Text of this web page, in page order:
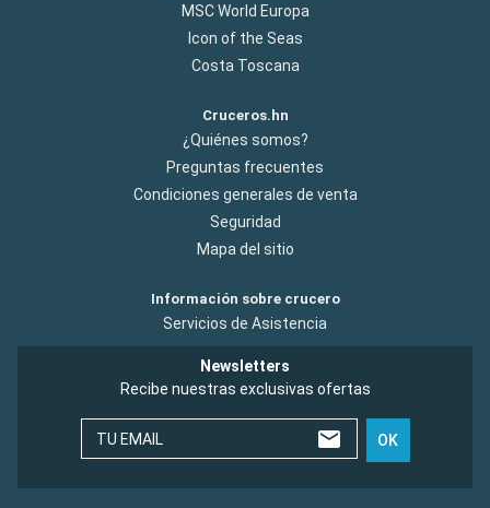
MSC World Europa
Icon of the Seas
Costa Toscana
Cruceros.hn
¿Quiénes somos?
Preguntas frecuentes
Condiciones generales de venta
Seguridad
Mapa del sitio
Información sobre crucero
Servicios de Asistencia
Newsletters
Recibe nuestras exclusivas ofertas
TU EMAIL OK